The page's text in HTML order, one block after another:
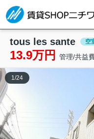
tous les sante 空
13.9万円 管理/共益
1 /24